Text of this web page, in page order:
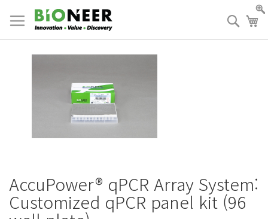
to
Content
검
색
AccuPower® qPCR Array System:
Customized qPCR panel kit (96